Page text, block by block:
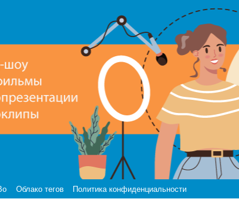
Облако тегов Политика конфиденциальности